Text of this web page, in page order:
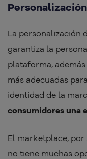
Personalización
La personalización
garantiza la
plataforma,
más adecuadas
identidad de la
consumidores una
El marketplace,
no tiene muchas